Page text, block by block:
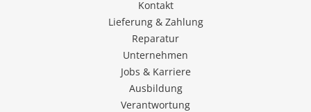
Kontakt
Lieferung & Zahlung
Reparatur
Unternehmen
Jobs & Karriere
Ausbildung
Verantwortung